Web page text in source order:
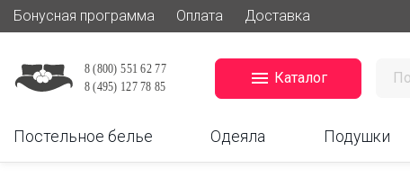
Бонусная программа Оплата Доставка
 Каталог
Постельное белье Одеяла Подушки